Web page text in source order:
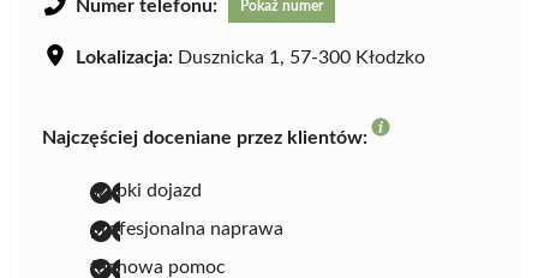
Numer telefonu: Pokaż numer
Lokalizacja: Dusznicka 1, 57-300 Kłodzko
Najczęściej doceniane przez klientów:
szybki dojazd
profesjonalna naprawa
fachowa pomoc